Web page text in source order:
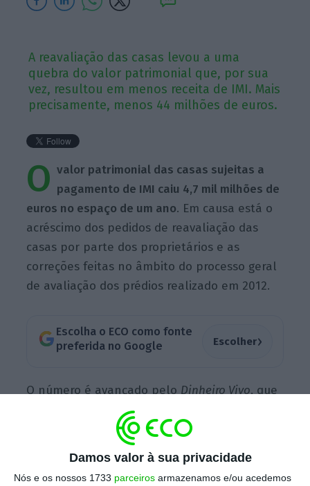
Damos valor à sua privacidade
Nós e os nossos 1733 parceiros armazenamos e/ou acedemos
A reavaliação das casas levou a uma
quebra do valor patrimonial que, por sua
vez, resultou em menos receita de IMI. Mais
precisamente, menos 44 milhões de euros.
O valor patrimonial das casas sujeitas a
pagamento de IMI caiu 4,7 mil milhões de
euros no espaço de um ano. Em causa está o
acréscimo dos pedidos de reavaliação das
casas por parte dos proprietários e as
correções feitas no âmbito do processo geral
de avaliação dos prédios realizado em 2012.
Escolha o ECO como fonte
preferida no Google
Escolher›
O número é avançado pelo Dinheiro Vivo, que
dá conta de que, em 2014, o valor
patrimonial dos prédios urbanos ascendia a
419,38 mil milhões de euros. Um ano depois,
era de 414,68 mil milhões de euros.